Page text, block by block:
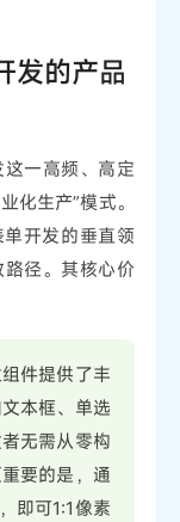
发的产品
一高频、高定
化生产”模式。
开发的垂直领
径。其核心价
件提供了丰
本框、单选
无需从零构
要的是，通
即可1:1像素